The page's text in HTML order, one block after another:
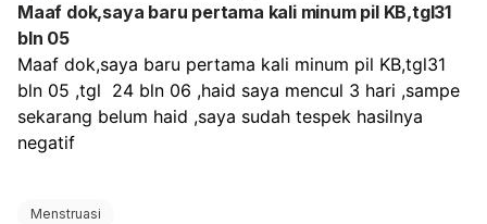
Maaf dok,saya baru pertama kali minum pil KB,tgl31
bln 05
Maaf dok,saya baru pertama kali minum pil KB,tgl31
bln 05 ,tgl  24 bln 06 ,haid saya mencul 3 hari ,sampe
sekarang belum haid ,saya sudah tespek hasilnya
negatif
Menstruasi